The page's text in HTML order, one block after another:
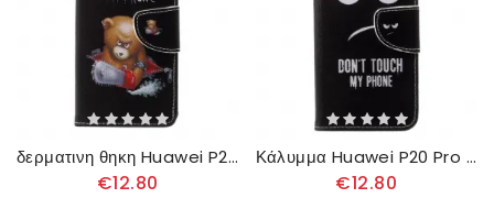
δερματινη θηκη Huawei P20 Pro Επικίνδυνη Αρκούδα
€12.80
Κάλυμμα Huawei P20 Pro Μην Αγγίζετε Το Τηλέφωνό Μου
€12.80